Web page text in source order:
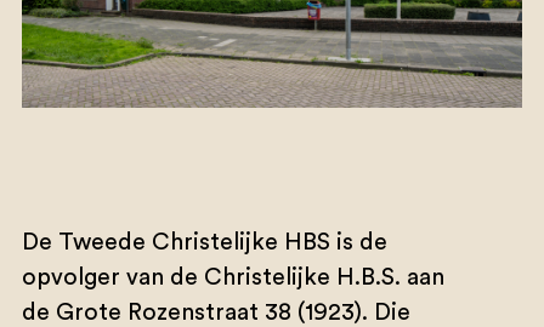
De Tweede Christelijke HBS is de
opvolger van de Christelijke H.B.S. aan
de Grote Rozenstraat 38 (1923). Die